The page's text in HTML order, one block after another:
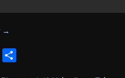
→
Twitter